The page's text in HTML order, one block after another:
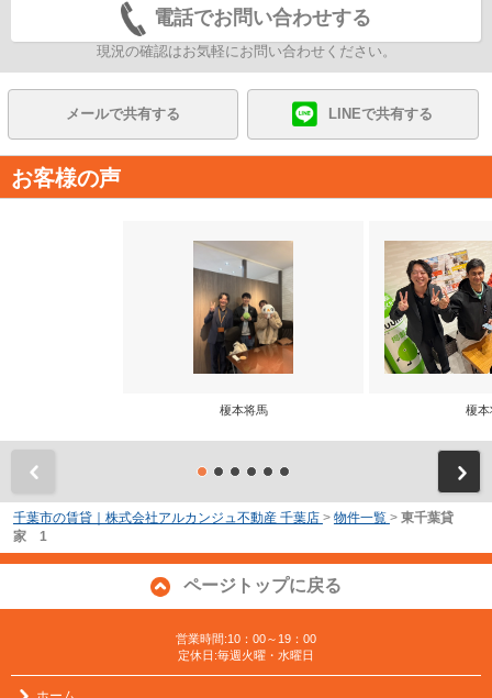
電話でお問い合わせする
現況の確認はお気軽にお問い合わせください。
メールで共有する LINEで共有する
お客様の声
榎本将馬 榎本
千葉市の賃貸｜株式会社アルカンジュ不動産 千葉店 > 物件一覧 > 東千葉貸
家 1
ページトップに戻る
営業時間:10：00～19：00
定休日:毎週火曜・水曜日